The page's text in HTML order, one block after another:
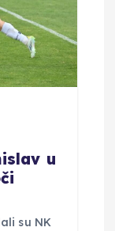
u
su NK